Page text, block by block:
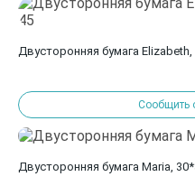
Двусторонняя бумага
Сообщить
Двусторонняя бумага Maria,